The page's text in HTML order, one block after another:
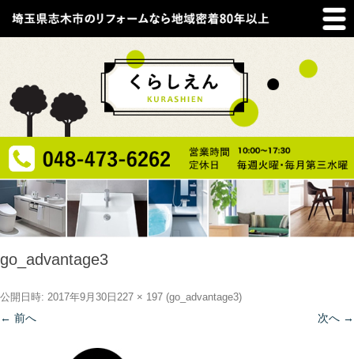
go_advantage3
公開日時: 2017年9月30日 227 × 197 (go_advantage3)
← 前へ 次へ →